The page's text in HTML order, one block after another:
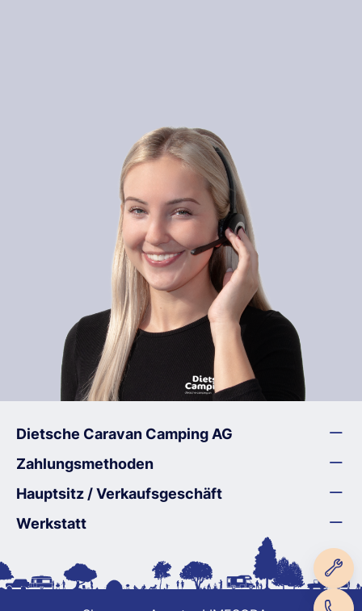
Dietsche Caravan Camping AG
Zahlungsmethoden
Hauptsitz / Verkaufsgeschäft
Werkstatt